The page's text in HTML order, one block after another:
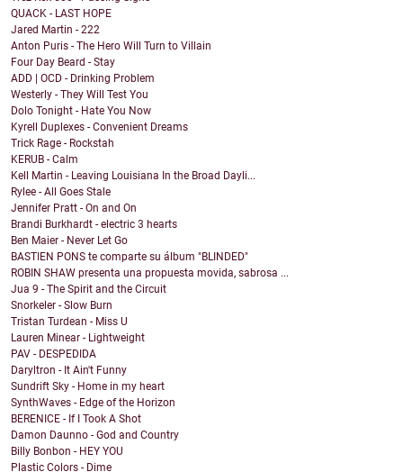
QUACK - LAST HOPE
Jared Martin - 222
Anton Puris - The Hero Will Turn to Villain
Four Day Beard - Stay
ADD | OCD - Drinking Problem
Westerly - They Will Test You
Dolo Tonight - Hate You Now
Kyrell Duplexes - Convenient Dreams
Trick Rage - Rockstah
KERUB - Calm
Kell Martin - Leaving Louisiana In the Broad Dayli...
Rylee - All Goes Stale
Jennifer Pratt - On and On
Brandi Burkhardt - electric 3 hearts
Ben Maier - Never Let Go
BASTIEN PONS te comparte su álbum "BLINDED"
ROBIN SHAW presenta una propuesta movida, sabrosa ...
Jua 9 - The Spirit and the Circuit
Snorkeler - Slow Burn
Tristan Turdean - Miss U
Lauren Minear - Lightweight
PAV - DESPEDIDA
Daryltron - It Ain't Funny
Sundrift Sky - Home in my heart
SynthWaves - Edge of the Horizon
BERENICE - If I Took A Shot
Damon Daunno - God and Country
Billy Bonbon - HEY YOU
Plastic Colors - Dime